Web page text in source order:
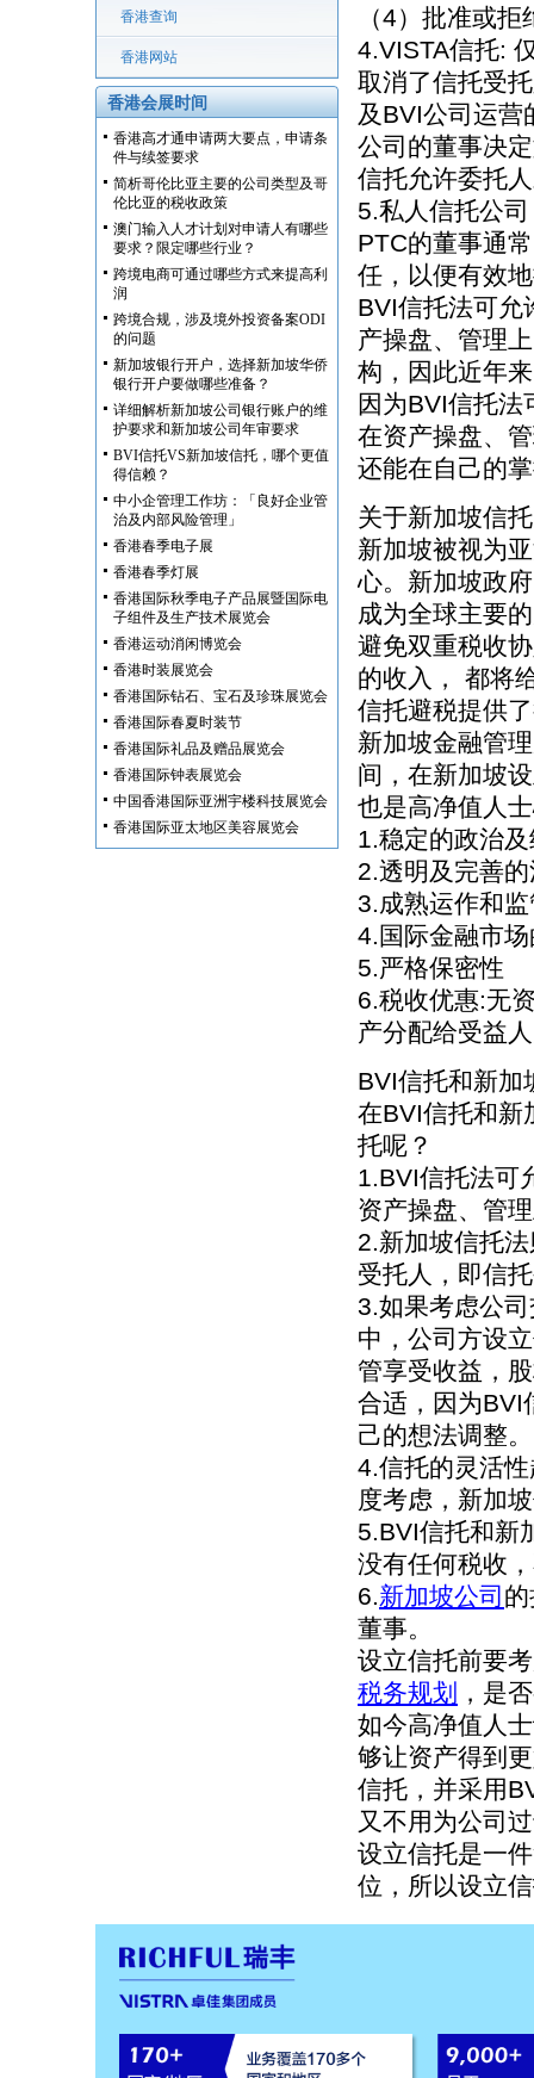
香港查询
香港网站
香港会展时间
香港高才通申请两大要点，申请条
件与续签要求
简析哥伦比亚主要的公司类型及哥
伦比亚的税收政策
澳门输入人才计划对申请人有哪些
要求？限定哪些行业？
跨境电商可通过哪些方式来提高利
润
跨境合规，涉及境外投资备案ODI
的问题
新加坡银行开户，选择新加坡华侨
银行开户要做哪些准备？
详细解析新加坡公司银行账户的维
护要求和新加坡公司年审要求
BVI信托VS新加坡信托，哪个更值
得信赖？
中小企管理工作坊：「良好企业管
治及内部风险管理」
香港春季电子展
香港春季灯展
香港国际秋季电子产品展暨国际电
子组件及生产技术展览会
香港运动消闲博览会
香港时装展览会
香港国际钻石、宝石及珍珠展览会
香港国际春夏时装节
香港国际礼品及赠品展览会
香港国际钟表展览会
中国香港国际亚洲宇楼科技展览会
香港国际亚太地区美容展览会
（4）批准或
4.VISTA信托:
取消了信托受
及BVI公司运营
公司的董事决
信托允许委托
5.私人信托公
PTC的董事通
任，以便有效
BVI信托法可允
产操盘、管理
构，因此近年
因为BVI信托
在资产操盘、
还能在自己的
关于新加坡信托
新加坡被视为
心。新加坡政
成为全球主要
避免双重税收
的收入， 都将
信托避税提供
新加坡金融管
间，在新加坡
也是高净值人
1.稳定的政治
2.透明及完善
3.成熟运作和
4.国际金融市
5.严格保密性
6.税收优惠:无
产分配给受益
BVI信托和新加
在BVI信托和新
托呢？
1.BVI信托法可
资产操盘、管
2.新加坡信托
受托人，即信
3.如果考虑公
中，公司方设
管享受收益，
合适，因为BVI
己的想法调整。
4.信托的灵活
度考虑，新加
5.BVI信托和新
没有任何税收
6.新加坡公司
董事。
设立信托前要
税务规划
，是
如今高净值人
够让资产得到
信托，并采用
又不用为公司
设立信托是一
位，所以设立